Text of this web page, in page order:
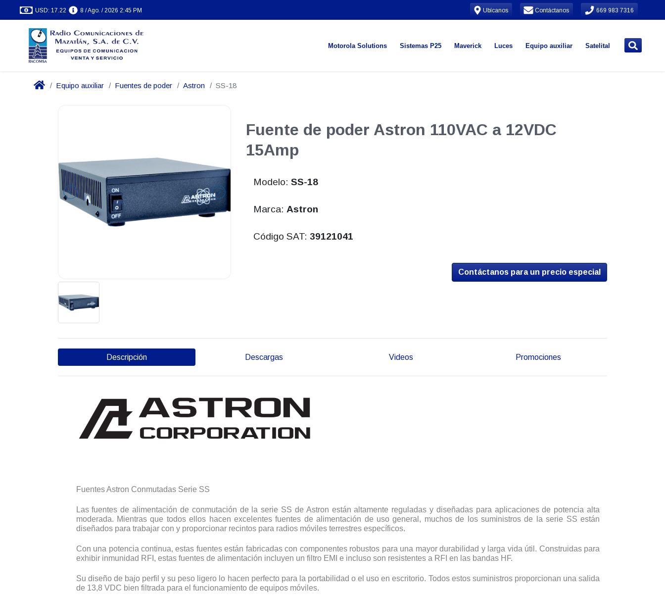
USD: 17.22 8 / Ago. / 2026 2:45 PM Ubícanos Contáctanos 669 983 7316
Motorola Solutions Sistemas P25 Maverick Luces Equipo auxiliar Satelital
Equipo auxiliar Fuentes de poder Astron SS-18
Fuente de poder Astron 110VAC a 12VDC
15Amp
Modelo: SS-18
Marca: Astron
Código SAT: 39121041
Contáctanos para un precio especial
Descripción Descargas Videos Promociones
Fuentes Astron Conmutadas Serie SS
Las fuentes de alimentación de conmutación de la serie SS de Astron están altamente reguladas y diseñadas para aplicaciones de potencia alta
moderada. Mientras que todos ellos hacen excelentes fuentes de alimentación de uso general, muchos de los suministros de la serie SS están
diseñados para trabajar con y proporcionar recintos para radios móviles terrestres específicos.
Con una potencia continua, estas fuentes están fabricadas con componentes robustos para una mayor durabilidad y larga vida útil. Construidas para
exhibir inmunidad RFI, estas fuentes de alimentación incluyen un filtro EMI e incluso son resistentes a RFI en las bandas HF.
Su diseño de bajo perfil y su peso ligero lo hacen perfecto para la portabilidad o el uso en escritorio. Todos estos suministros proporcionan una salida
de 13,8 VDC bien filtrada para el funcionamiento de equipos móviles.